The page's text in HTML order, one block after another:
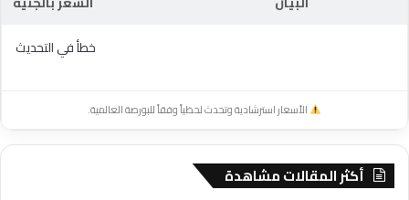
خطأ في التحديث
الأسعار استرشادية وتحدث لحظياً وفقاً للبورصة العالمية.
أكثر المقالات مشاهدة